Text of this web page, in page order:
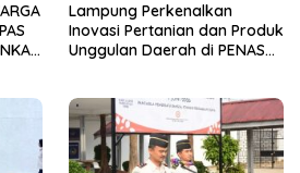
Lampung Perkenalkan
Inovasi Pertanian dan Produk
Unggulan Daerah di PENAS